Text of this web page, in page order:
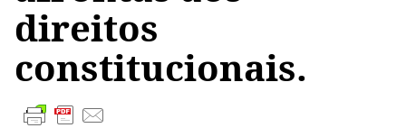
direitos
constitucionais.